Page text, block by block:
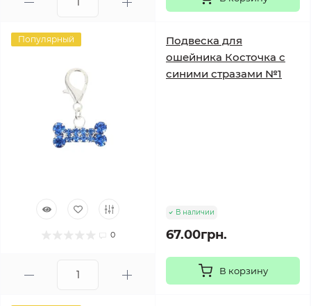
Популярный
0
Подвеска для
ошейника Косточка с
синими стразами №1
В наличии
67.00грн.
В корзину